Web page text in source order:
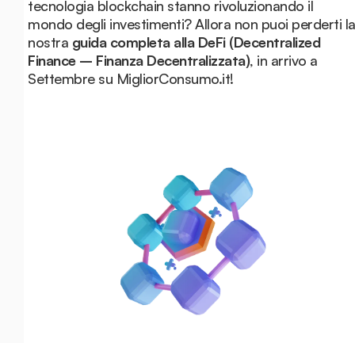
tecnologia blockchain stanno rivoluzionando il
mondo degli investimenti? Allora non puoi perderti la
nostra guida completa alla DeFi (Decentralized
Finance – Finanza Decentralizzata), in arrivo a
Settembre su MigliorConsumo.it!